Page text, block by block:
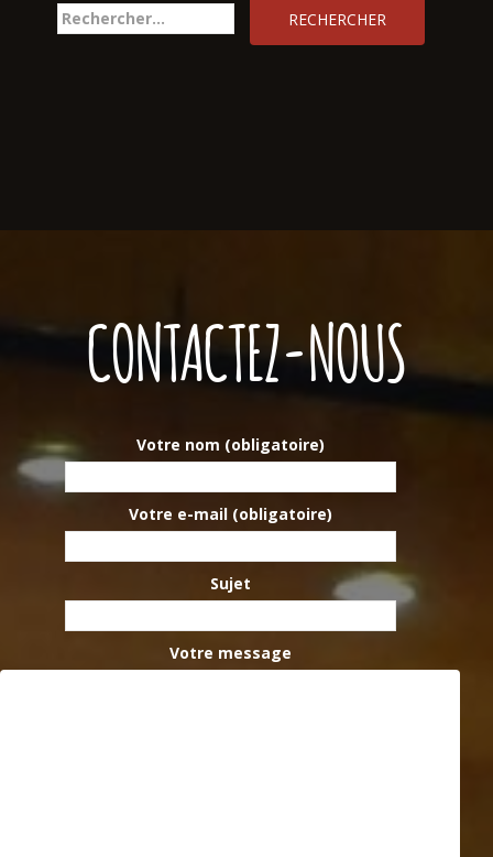
Rechercher :
CONTACTEZ-NOUS
Votre nom (obligatoire)
Votre e-mail (obligatoire)
Sujet
Votre message